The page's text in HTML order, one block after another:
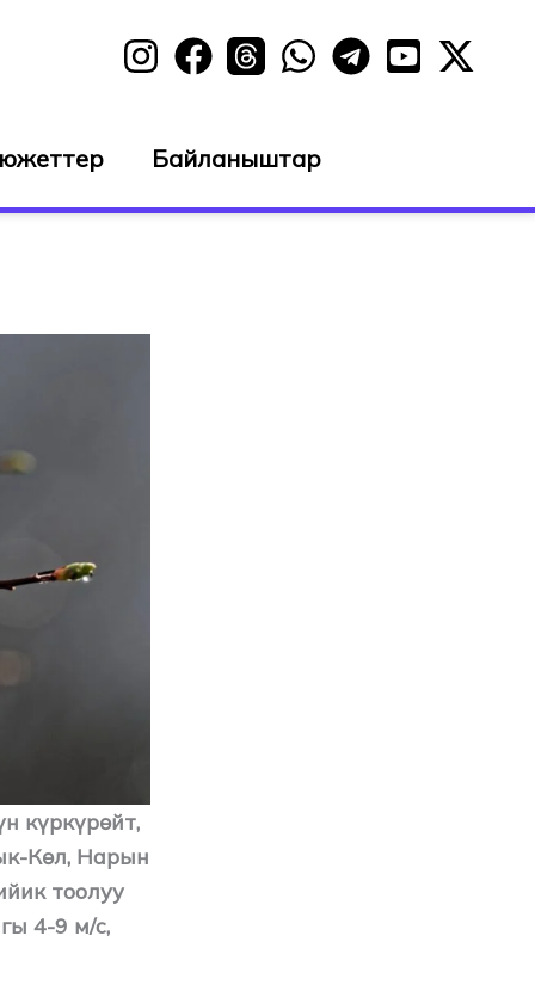
Байланыштар
күркүрөйт,
Көл, Нарын
тоолуу
4-9 м/с,